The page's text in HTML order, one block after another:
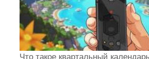
Что такое квартальный